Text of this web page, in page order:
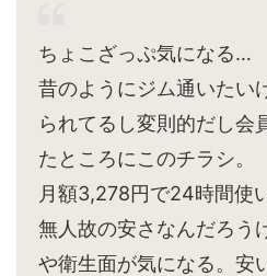
ちょこざっぷ気になる…
昔のようにジム通いたい
られてるし変則的だし会
たところにこのチラシ。
月額3,278円で24時間使
無人故の安さなんだろう
や衛生面が気になる。安